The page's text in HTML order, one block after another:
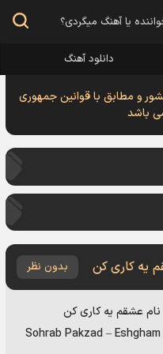
دانلود آهنگ
و مطابق با قوانین جمهوری
باشد
یه کاری کن بدون نظر
نامعشقم یه کاری کن
Sohrab Pakzad–